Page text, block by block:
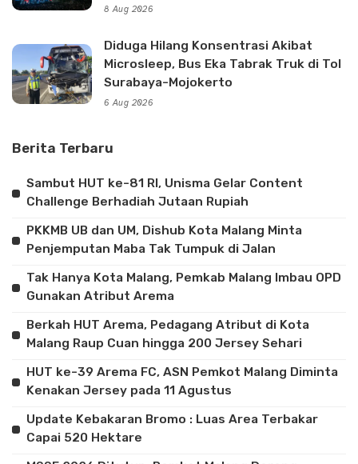
8 Aug 2026
Diduga Hilang Konsentrasi Akibat
Microsleep, Bus Eka Tabrak Truk di Tol
Surabaya-Mojokerto
6 Aug 2026
Berita Terbaru
Sambut HUT ke-81 RI, Unisma Gelar Content
Challenge Berhadiah Jutaan Rupiah
PKKMB UB dan UM, Dishub Kota Malang Minta
Penjemputan Maba Tak Tumpuk di Jalan
Tak Hanya Kota Malang, Pemkab Malang Imbau OPD
Gunakan Atribut Arema
Berkah HUT Arema, Pedagang Atribut di Kota
Malang Raup Cuan hingga 200 Jersey Sehari
HUT ke-39 Arema FC, ASN Pemkot Malang Diminta
Kenakan Jersey pada 11 Agustus
Update Kebakaran Bromo : Luas Area Terbakar
Capai 520 Hektare